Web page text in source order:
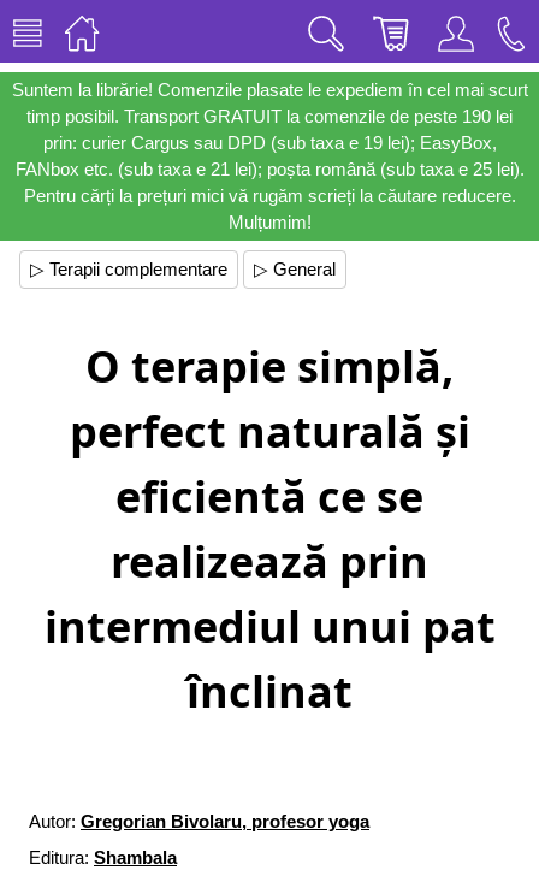
Suntem la librărie! Comenzile plasate le expediem în cel mai scurt
timp posibil. Transport GRATUIT la comenzile de peste 190 lei
prin: curier Cargus sau DPD (sub taxa e 19 lei); EasyBox,
FANbox etc. (sub taxa e 21 lei); poșta română (sub taxa e 25 lei).
Pentru cărți la prețuri mici vă rugăm scrieți la căutare reducere.
Mulțumim!
▷ Terapii complementare ▷ General
O terapie simplă,
perfect naturală și
eficientă ce se
realizează prin
intermediul unui pat
înclinat
Autor: Gregorian Bivolaru, profesor yoga
Editura: Shambala